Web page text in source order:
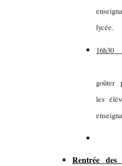
lycée.
goûter
les
Rentrée des
Je comprends que les données saisies